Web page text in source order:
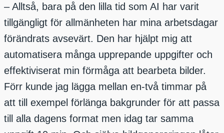
– Alltså, bara på den lilla tid som AI har varit
tillgängligt för allmänheten har mina arbetsdagar
förändrats avsevärt. Den har hjälpt mig att
automatisera många upprepande uppgifter och
effektiviserat min förmåga att bearbeta bilder.
Förr kunde jag lägga mellan en-två timmar på
att till exempel förlänga bakgrunder för att passa
till alla dagens format men idag tar samma